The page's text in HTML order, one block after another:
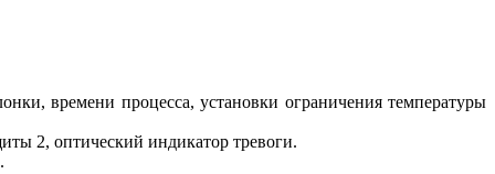
времени процесса, установки ограничения температуры
2, оптический индикатор тревоги.